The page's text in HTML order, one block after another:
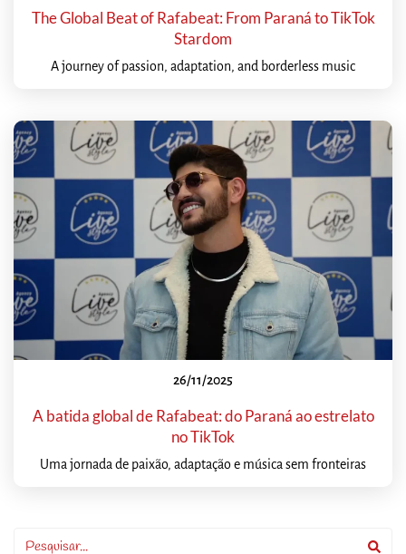
The Global Beat of Rafabeat: From Paraná to TikTok
Stardom
A journey of passion, adaptation, and borderless music
26/11/2025
A batida global de Rafabeat: do Paraná ao estrelato
no TikTok
Uma jornada de paixão, adaptação e música sem fronteiras